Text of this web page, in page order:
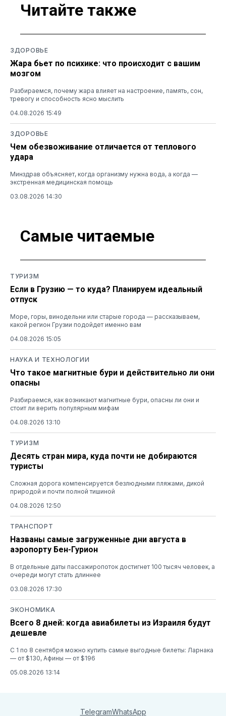
Читайте также
ЗДОРОВЬЕ
Жара бьет по психике: что происходит с вашим
мозгом
Разбираемся, почему жара влияет на настроение, память, сон,
тревогу и способность ясно мыслить
04.08.2026 15:49
ЗДОРОВЬЕ
Чем обезвоживание отличается от теплового
удара
Минздрав объясняет, когда организму нужна вода, а когда —
экстренная медицинская помощь
03.08.2026 14:30
Самые читаемые
ТУРИЗМ
Если в Грузию — то куда? Планируем идеальный
отпуск
Море, горы, винодельни или старые города — рассказываем,
какой регион Грузии подойдет именно вам
04.08.2026 15:05
НАУКА И ТЕХНОЛОГИИ
Что такое магнитные бури и действительно ли они
опасны
Разбираемся, как возникают магнитные бури, опасны ли они и
стоит ли верить популярным мифам
04.08.2026 13:10
ТУРИЗМ
Десять стран мира, куда почти не добираются
туристы
Сложная дорога компенсируется безлюдными пляжами, дикой
природой и почти полной тишиной
04.08.2026 12:50
ТРАНСПОРТ
Названы самые загруженные дни августа в
аэропорту Бен-Гурион
В отдельные даты пассажиропоток достигнет 100 тысяч человек, а
очереди могут стать длиннее
03.08.2026 17:30
ЭКОНОМИКА
Всего 8 дней: когда авиабилеты из Израиля будут
дешевле
С 1 по 8 сентября можно купить самые выгодные билеты: Ларнака
— от $130, Афины — от $196
05.08.2026 13:14
TelegramWhatsApp